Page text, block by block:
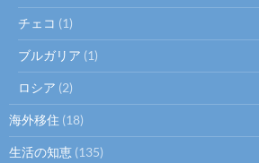
チェコ (1)
ブルガリア (1)
ロシア (2)
海外移住 (18)
生活の知恵 (135)